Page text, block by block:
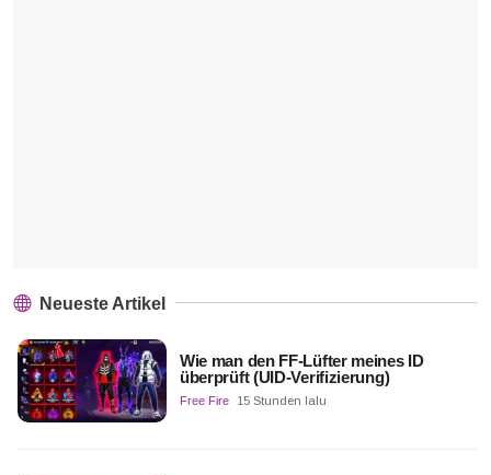
Neueste Artikel
Wie man den FF-Lüfter meines ID
überprüft (UID-Verifizierung)
Free Fire 15 Stunden lalu